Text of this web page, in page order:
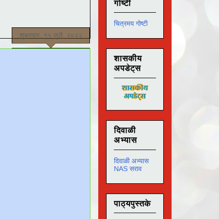
शुक्रवार, १५ जुलै, २०२२
गोष्टी
चित्रमय गोष्टी
शासकीय
अपडेट्स
दिवाळी
अभ्यास
दिवाळी अभ्यास
NAS सराव
पाठ्यपुस्तके